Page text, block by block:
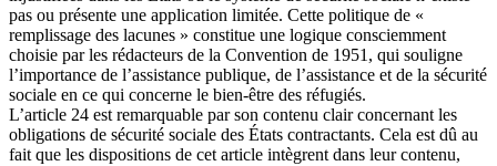
pas ou présente une application limitée. Cette politique de «
remplissage des lacunes » constitue une logique consciemment
choisie par les rédacteurs de la Convention de 1951, qui souligne
l’importance de l’assistance publique, de l’assistance et de la sécurité
sociale en ce qui concerne le bien-être des réfugiés.
L’article 24 est remarquable par son contenu clair concernant les
obligations de sécurité sociale des États contractants. Cela est dû au
fait que les dispositions de cet article intègrent dans leur contenu,